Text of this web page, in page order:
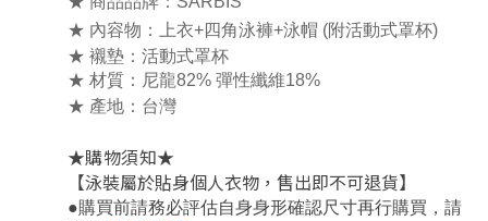
★ 內容物：上衣+四角泳褲+泳帽 (附活動式罩杯)
★ 襯墊：活動式罩杯
★ 材質：尼龍82% 彈性纖維18%
★ 產地：台灣
★購物須知★
【泳裝屬於貼身個人衣物，售出即不可退貨】
●購買前請務必評估自身身形確認尺寸再行購買 ， 請